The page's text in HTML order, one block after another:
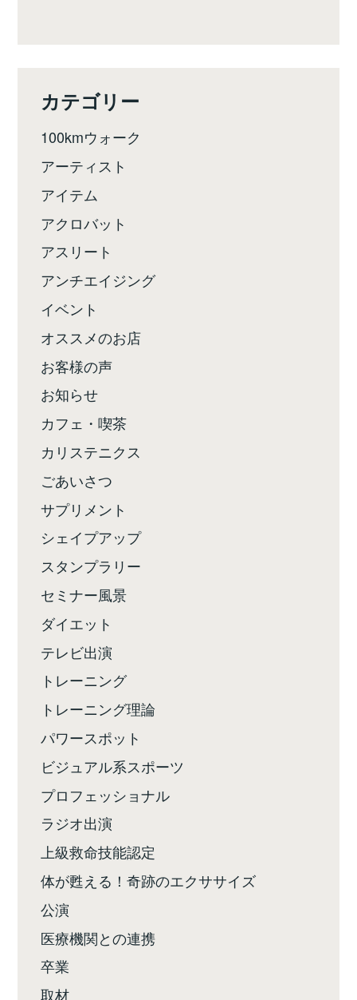
カテゴリー
100kmウォーク
アーティスト
アイテム
アクロバット
アスリート
アンチエイジング
イベント
オススメのお店
お客様の声
お知らせ
カフェ・喫茶
カリステニクス
ごあいさつ
サプリメント
シェイプアップ
スタンプラリー
セミナー風景
ダイエット
テレビ出演
トレーニング
トレーニング理論
パワースポット
ビジュアル系スポーツ
プロフェッショナル
ラジオ出演
上級救命技能認定
体が甦える！奇跡のエクササイズ
公演
医療機関との連携
卒業
取材